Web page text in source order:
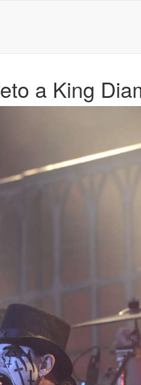
a King